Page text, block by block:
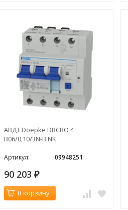
АВДТ Doepke DRCBO 4
B06/0,10/3N-B NK
Артикул: 09948251
90 203 ₽
В корзину